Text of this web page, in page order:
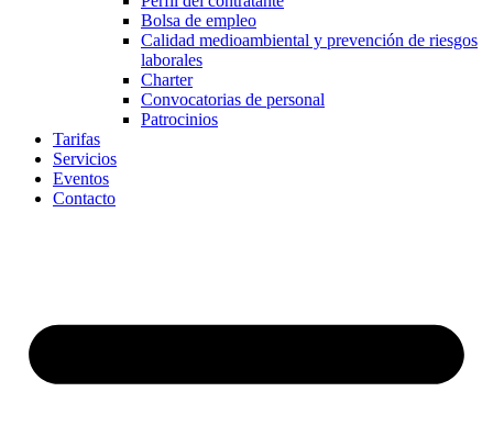
Bolsa de empleo
Calidad medioambiental y prevención de riesgos
laborales
Charter
Convocatorias de personal
Patrocinios
Tarifas
Servicios
Eventos
Contacto